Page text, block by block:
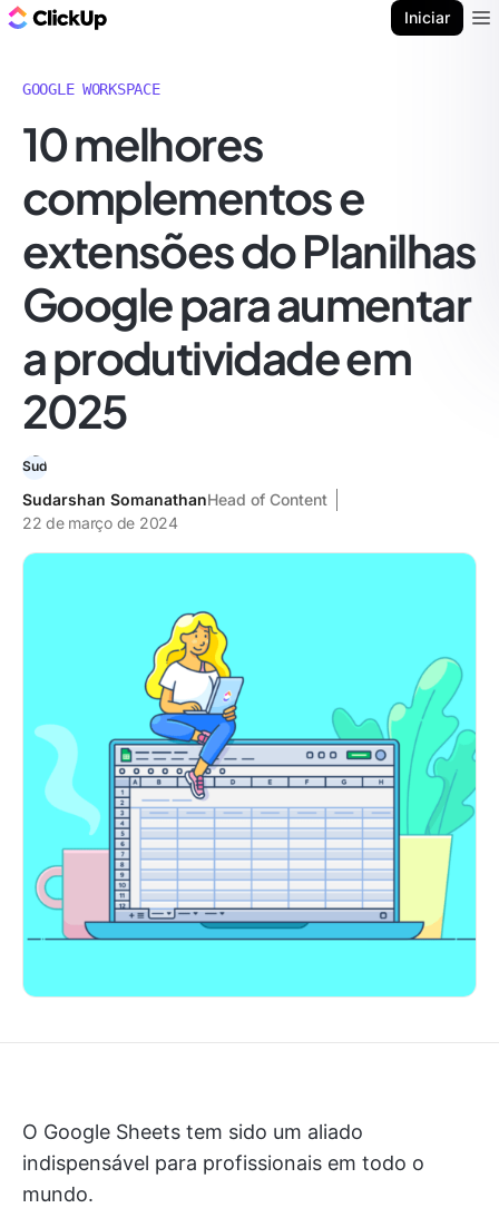
Iniciar
GOOGLE WORKSPACE
10 melhores
complementos e
extensões do Planilhas
Google para aumentar
a produtividade em
2025
Sudarshan SomanathanHead of Content
22 de março de 2024
O Google Sheets tem sido um aliado
indispensável para profissionais em todo o
mundo.